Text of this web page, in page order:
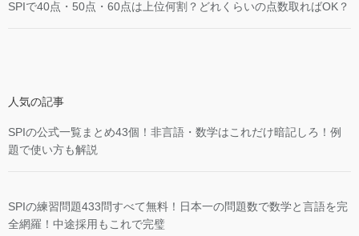
SPIで40点・50点・60点は上位何割？どれくらいの点数取ればOK？
人気の記事
SPIの公式一覧まとめ43個！非言語・数学はこれだけ暗記しろ！例
題で使い方も解説
SPIの練習問題433問すべて無料！日本一の問題数で数学と言語を完
全網羅！中途採用もこれで完璧